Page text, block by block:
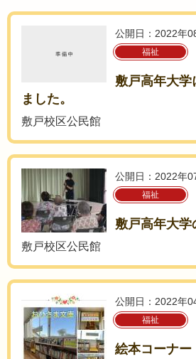
公開日：2022年
福祉
敷戸高年大
ました。
敷戸校区公民館
公開日：2022年
福祉
敷戸高年大学
敷戸校区公民館
公開日：2022年
福祉
絵本コーナー